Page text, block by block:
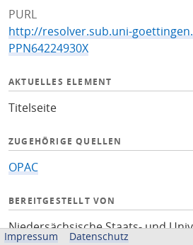
PURL
http://resolver.sub.uni-
PPN64224930X
AKTUELLES ELEMENT
Titelseite
ZUGEHÖRIGE QUELLEN
OPAC
BEREITGESTELLT VON
Niedersächsische Staats- und
Impressum Datenschutz